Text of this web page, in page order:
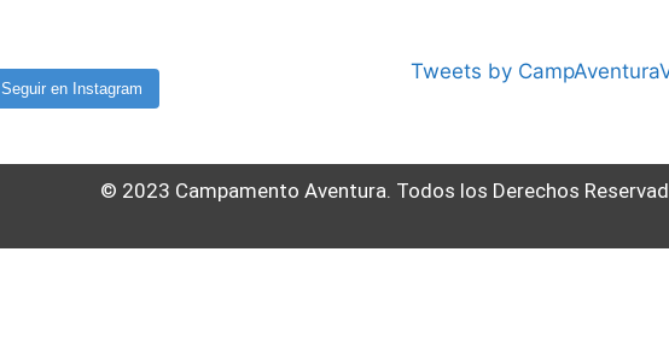
Seguir en Instagram
Tweets by
© 2023 Campamento Aventura. Todos los Derechos